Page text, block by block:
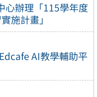
心辦理「115學年度
施計畫」
AI教學輔助平